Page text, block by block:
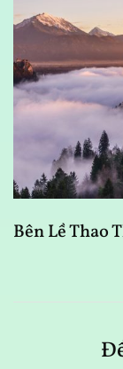
Bên Lề Thao